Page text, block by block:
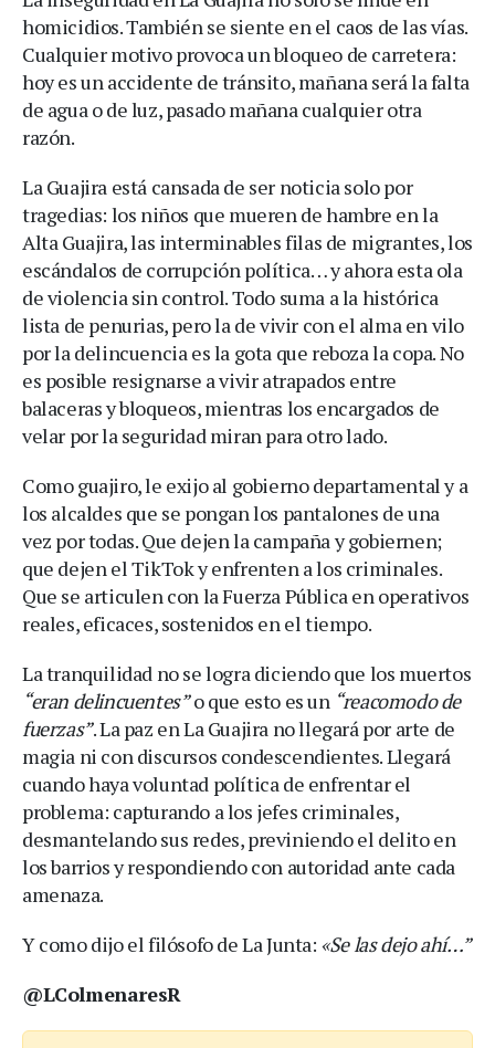
homicidios. También se siente en el caos de las vías.
Cualquier motivo provoca un bloqueo de carretera:
hoy es un accidente de tránsito, mañana será la falta
de agua o de luz, pasado mañana cualquier otra
razón.
La Guajira está cansada de ser noticia solo por
tragedias: los niños que mueren de hambre en la
Alta Guajira, las interminables filas de migrantes, los
escándalos de corrupción política… y ahora esta ola
de violencia sin control. Todo suma a la histórica
lista de penurias, pero la de vivir con el alma en vilo
por la delincuencia es la gota que reboza la copa. No
es posible resignarse a vivir atrapados entre
balaceras y bloqueos, mientras los encargados de
velar por la seguridad miran para otro lado.
Como guajiro, le exijo al gobierno departamental y a
los alcaldes que se pongan los pantalones de una
vez por todas. Que dejen la campaña y gobiernen;
que dejen el TikTok y enfrenten a los criminales.
Que se articulen con la Fuerza Pública en operativos
reales, eficaces, sostenidos en el tiempo.
La tranquilidad no se logra diciendo que los muertos
“eran delincuentes”o que esto es un “reacomodo de
fuerzas”. La paz en La Guajira no llegará por arte de
magia ni con discursos condescendientes. Llegará
cuando haya voluntad política de enfrentar el
problema: capturando a los jefes criminales,
desmantelando sus redes, previniendo el delito en
los barrios y respondiendo con autoridad ante cada
amenaza.
Y como dijo el filósofo de La Junta: «Se las dejo ahí…”
@LColmenaresR